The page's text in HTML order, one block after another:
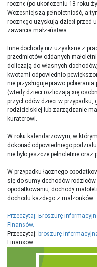
roczne (po ukończeniu 18 roku
Wcześniejszą pełnoletniość, a
rocznego uzyskują dzieci przed
zawarcia małżeństwa.
Inne dochody niż uzyskane z
przedmiotów oddanych
doliczają do własnych
kwotami odpowiednio
nie przysługuje prawo
(wtedy dzieci rozliczają się
przychodów dzieci w przypadku,
rodzicielskiej lub zarządzanie
kuratorowi.
W roku kalendarzowym, w
dokonać odpowiedniego
nie było jeszcze pełnoletnie oraz
W przypadku łącznego
się do sumy dochodów
opodatkowaniu, dochody
dochodu każdego z małżonków.
Przeczytaj: Broszurę
Finansów.
Przeczytaj: broszurę
Finansów.